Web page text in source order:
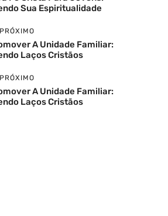
Sua Espiritualidade
A Unidade Familiar:
Laços Cristãos
A Unidade Familiar:
Laços Cristãos